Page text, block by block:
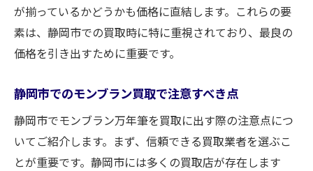
が揃っているかどうかも価格に直結します。これらの要
素は、静岡市での買取時に特に重視されており、最良の
価格を引き出すために重要です。
静岡市でのモンブラン買取で注意すべき点
静岡市でモンブラン万年筆を買取に出す際の注意点につ
いてご紹介します。まず、信頼できる買取業者を選ぶこ
とが重要です。静岡市には多くの買取店が存在します